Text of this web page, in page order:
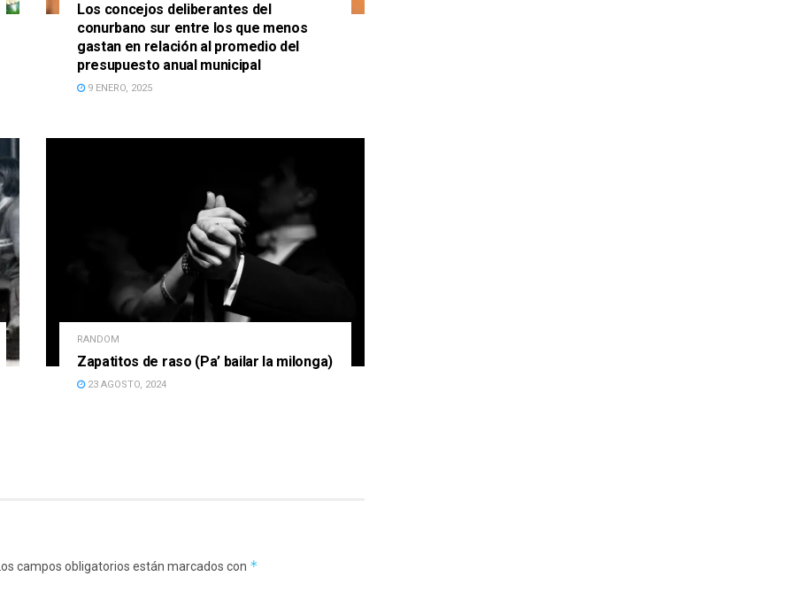
Los concejos deliberantes del
conurbano sur entre los que menos
gastan en relación al promedio del
presupuesto anual municipal
9 ENERO, 2025
RANDOM
Zapatitos de raso (Pa’ bailar la milonga)
23 AGOSTO, 2024
Los campos obligatorios están marcados con *